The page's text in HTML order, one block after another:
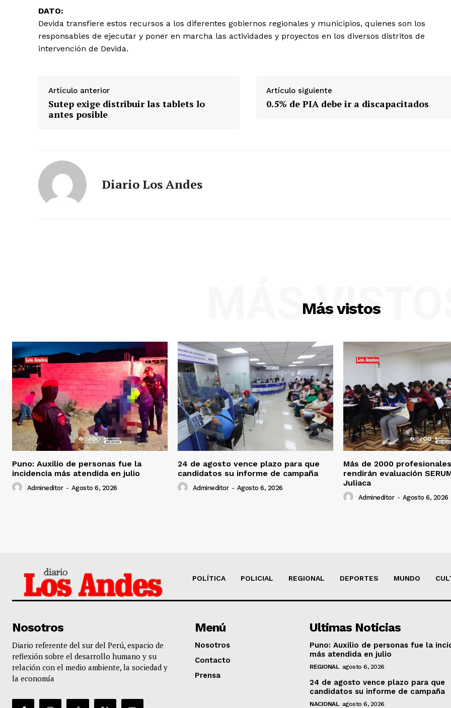
DATO:
Devida transfiere estos recursos a los diferentes gobiernos regionales y municipios, quienes son los
responsables de ejecutar y poner en marcha las actividades y proyectos en los diversos distritos de
intervención de Devida.
Artículo anterior
Sutep exige distribuir las tablets lo
antes posible
Artículo siguiente
0.5% de PIA debe ir a discapacitados
Diario Los Andes
Más vistos
MÁS
Puno: Auxilio de personas fue la
incidencia más atendida en julio
Admineditor - Agosto 6, 2026
24 de agosto vence plazo para que
candidatos su informe de campaña
Admineditor - Agosto 6, 2026
Más de 2000
rendirán evaluación
Juliaca
Admineditor - Agosto 6, 2026
POLÍTICA POLICIAL REGIONAL DEPORTES MUNDO
Nosotros
Diario referente del sur del Perú, espacio de
reflexión sobre el desarrollo humano y su
relación con el medio ambiente, la sociedad y
la economía
Menú
Nosotros
Contacto
Prensa
Ultimas Noticias
Puno: Auxilio de personas fue la
más atendida en julio
REGIONAL agosto 6, 2026
24 de agosto vence plazo para que
candidatos su informe de campaña
NACIONAL agosto 6, 2026